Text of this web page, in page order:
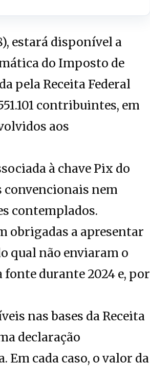
estará disponível a
do Imposto de
pela Receita Federal
contribuintes, em
aos
à chave Pix do
convencionais nem
contemplados.
obrigadas a apresentar
qual não enviaram o
durante 2024 e, por
nas bases da Receita
declaração
cada caso, o valor da